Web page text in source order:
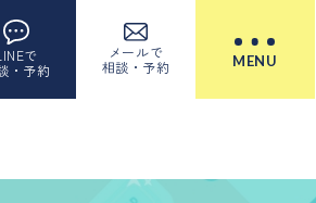
or directory in
/home/cleanclea
で
・予約
メールで
相談・予約
MENU